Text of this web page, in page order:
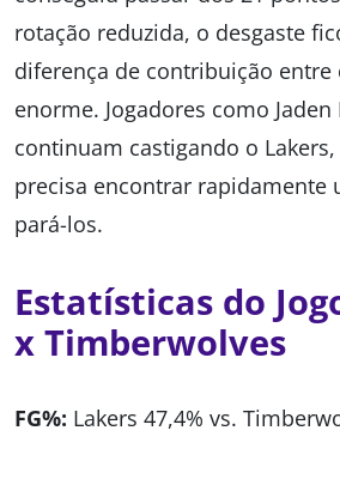
rotação reduzida, o desgaste
diferença de contribuição entre
enorme. Jogadores como Jaden
continuam castigando o Lakers,
precisa encontrar rapidamente
pará-los.
Estatísticas do
x Timberwolves
FG%: Lakers 47,4% vs.